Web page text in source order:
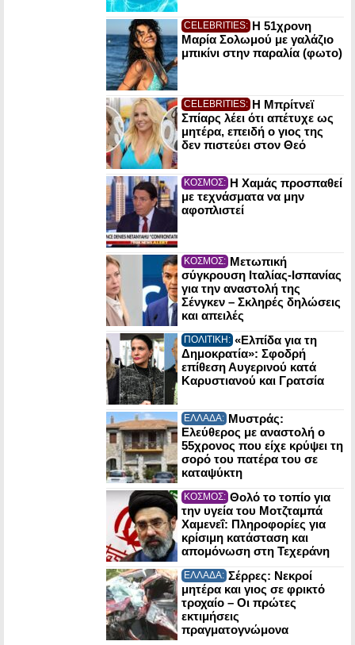
CELEBRITIES: Η 51χρονη
Μαρία Σολωμού με γαλάζιο
μπικίνι στην παραλία (φωτο)
CELEBRITIES: Η Μπρίτνεϊ
Σπίαρς λέει ότι απέτυχε ως
μητέρα, επειδή ο γιος της
δεν πιστεύει στον Θεό
ΚΟΣΜΟΣ: Η Χαμάς προσπαθεί
με τεχνάσματα να μην
αφοπλιστεί
ΚΟΣΜΟΣ: Μετωπική
σύγκρουση Ιταλίας-Ισπανίας
για την αναστολή της
Σένγκεν – Σκληρές δηλώσεις
και απειλές
ΠΟΛΙΤΙΚΗ: «Ελπίδα για τη
Δημοκρατία»: Σφοδρή
επίθεση Αυγερινού κατά
Καρυστιανού και Γρατσία
ΕΛΛΑΔΑ: Μυστράς:
Ελεύθερος με αναστολή ο
55χρονος που είχε κρύψει τη
σορό του πατέρα του σε
καταψύκτη
ΚΟΣΜΟΣ: Θολό το τοπίο για
την υγεία του Μοτζταμπά
Χαμενεΐ: Πληροφορίες για
κρίσιμη κατάσταση και
απομόνωση στη Τεχεράνη
ΕΛΛΑΔΑ: Σέρρες: Νεκροί
μητέρα και γιος σε φρικτό
τροχαίο – Οι πρώτες
εκτιμήσεις
πραγματογνώμονα